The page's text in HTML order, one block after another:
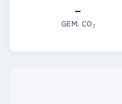
—
GEM. CO₂